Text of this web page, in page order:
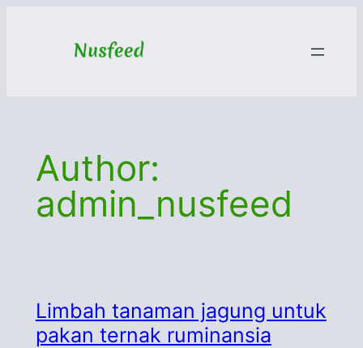
Author:
admin_nusfeed
Limbah tanaman jagung untuk
pakan ternak ruminansia